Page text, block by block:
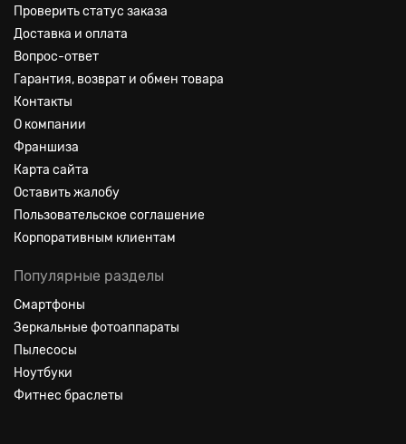
Проверить статус заказа
Доставка и оплата
Вопрос-ответ
Гарантия, возврат и обмен товара
Контакты
О компании
Франшиза
Карта сайта
Оставить жалобу
Пользовательское соглашение
Корпоративным клиентам
Популярные разделы
Смартфоны
Зеркальные фотоаппараты
Пылесосы
Ноутбуки
Фитнес браслеты